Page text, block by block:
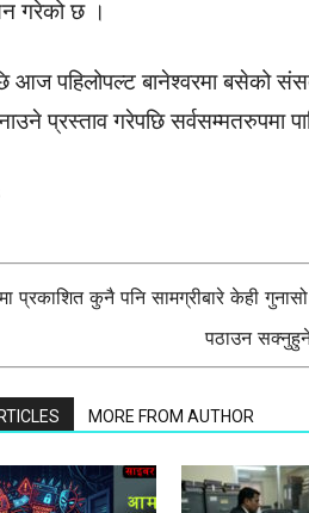
गरेको छ ।
आज पहिलोपल्ट बानेश्वरमा
प्रस्ताव गरेपछि सर्वसम्मतरुपमा
प्रकाशित कुनै पनि सामग्रीबारे केही
पठाउन
MORE FROM AUTHOR